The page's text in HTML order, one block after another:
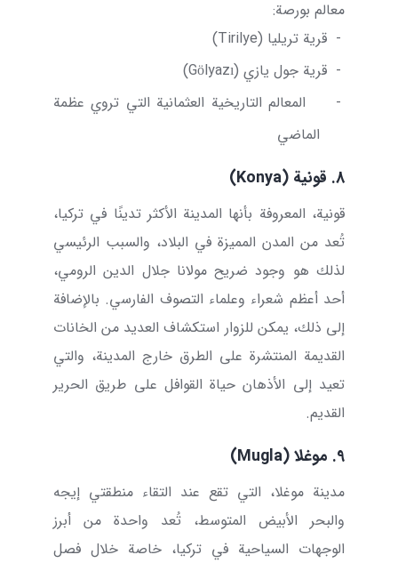
معالم بورصة:
- قرية تريليا (Tirilye
)
- قرية جول يازي (Gölyazı
)
-
المعالم التاريخية العثمانية التي تروي عظمة
الماضي
8. قونية ( Konya
)
قونية، المعروفة بأنها المدينة الأكثر تدينًا في تركيا،
تُعد من المدن المميزة في البلاد، والسبب الرئيسي
لذلك هو وجود ضريح مولانا جلال الدين الرومي،
أحد أعظم شعراء وعلماء التصوف الفارسي. بالإضافة
إلى ذلك، يمكن للزوار استكشاف العديد من الخانات
القديمة المنتشرة على الطرق خارج المدينة، والتي
تعيد إلى الأذهان حياة القوافل على طريق الحرير
القديم.
9. موغلا ( Mugla
)
مدينة موغلا، التي تقع عند التقاء منطقتي إيجه
والبحر الأبيض المتوسط، تُعد واحدة من أبرز
الوجهات السياحية في تركيا، خاصة خلال فصل